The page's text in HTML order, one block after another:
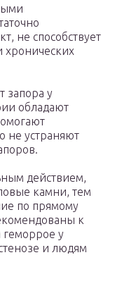
не способствует
хронических
запора у
обладают
не устраняют
действием,
камни, тем
по прямому
к
геморрое у
и людям